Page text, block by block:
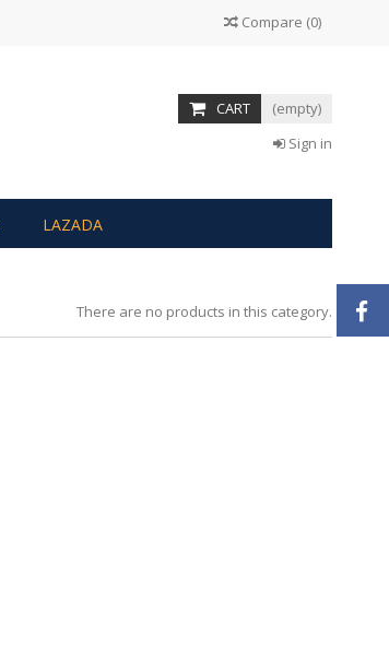
Compare (0)
CART
(empty)
Sign in
LAZADA
There are no products in this category.